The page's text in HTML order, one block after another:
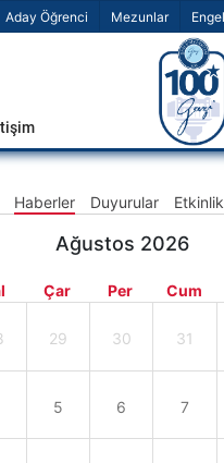
Aday Öğrenci Mezunlar
Haberler Duyurular
Ağustos 2026
Çar Per Cum
29 30 31
5 6 7